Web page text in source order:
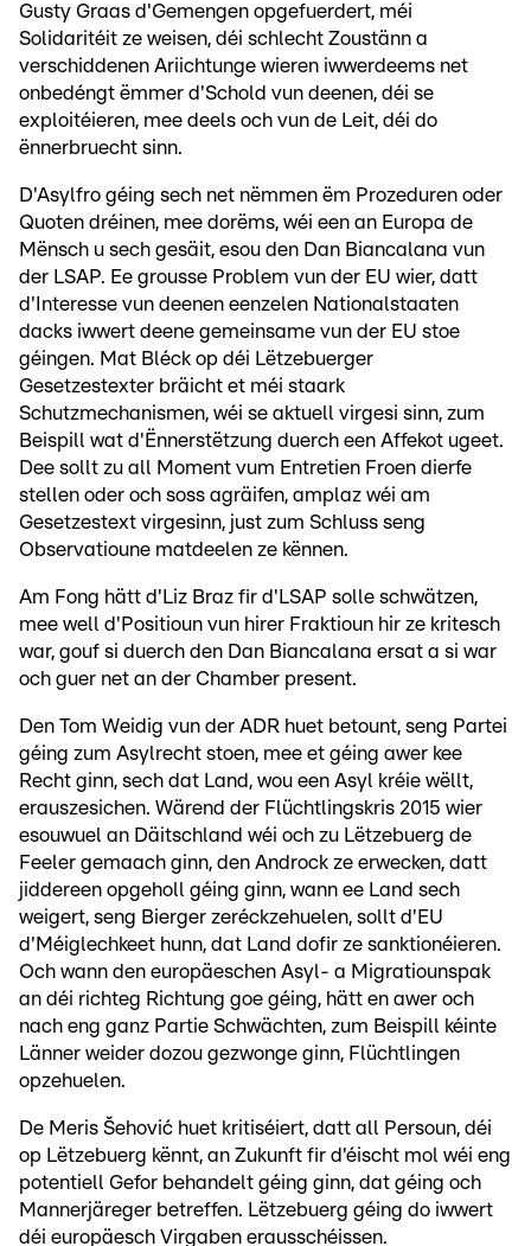
Gusty Graas d'Gemengen opgefuerdert, méi
Solidaritéit ze weisen, déi schlecht Zoustänn a
verschiddenen Ariichtunge wieren iwwerdeems net
onbedéngt ëmmer d'Schold vun deenen, déi se
exploitéieren, mee deels och vun de Leit, déi do
ënnerbruecht sinn.
D'Asylfro géing sech net nëmmen ëm Prozeduren oder
Quoten dréinen, mee dorëms, wéi een an Europa de
Mënsch u sech gesäit, esou den Dan Biancalana vun
der LSAP. Ee grousse Problem vun der EU wier, datt
d'Interesse vun deenen eenzelen Nationalstaaten
dacks iwwert deene gemeinsame vun der EU stoe
géingen. Mat Bléck op déi Lëtzebuerger
Gesetzestexter bräicht et méi staark
Schutzmechanismen, wéi se aktuell virgesi sinn, zum
Beispill wat d'Ënnerstëtzung duerch een Affekot ugeet.
Dee sollt zu all Moment vum Entretien Froen dierfe
stellen oder och soss agräifen, amplaz wéi am
Gesetzestext virgesinn, just zum Schluss seng
Observatioune matdeelen ze kënnen.
Am Fong hätt d'Liz Braz fir d'LSAP solle schwätzen,
mee well d'Positioun vun hirer Fraktioun hir ze kritesch
war, gouf si duerch den Dan Biancalana ersat a si war
och guer net an der Chamber present.
Den Tom Weidig vun der ADR huet betount, seng Partei
géing zum Asylrecht stoen, mee et géing awer kee
Recht ginn, sech dat Land, wou een Asyl kréie wëllt,
erauszesichen. Wärend der Flüchtlingskris 2015 wier
esouwuel an Däitschland wéi och zu Lëtzebuerg de
Feeler gemaach ginn, den Androck ze erwecken, datt
jiddereen opgeholl géing ginn, wann ee Land sech
weigert, seng Bierger zeréckzehuelen, sollt d'EU
d'Méiglechkeet hunn, dat Land dofir ze sanktionéieren.
Och wann den europäeschen Asyl- a Migratiounspak
an déi richteg Richtung goe géing, hätt en awer och
nach eng ganz Partie Schwächten, zum Beispill kéinte
Länner weider dozou gezwonge ginn, Flüchtlingen
opzehuelen.
De Meris Šehović huet kritiséiert, datt all Persoun, déi
op Lëtzebuerg kënnt, an Zukunft fir d'éischt mol wéi eng
potentiell Gefor behandelt géing ginn, dat géing och
Mannerjäreger betreffen. Lëtzebuerg géing do iwwert
déi europäesch Virgaben erausschéissen.